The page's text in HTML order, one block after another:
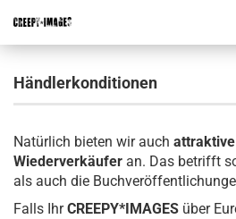
Händlerkonditionen
Natürlich bieten wir auch
Wiederverkäufer an. Das betrifft
als auch die
Falls IhrCREEPY*IMAGES über